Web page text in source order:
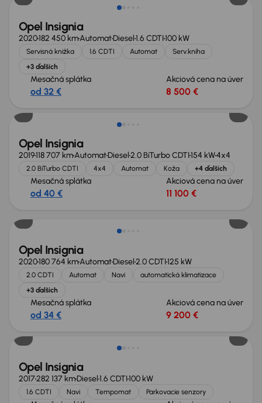
Opel Insignia
2020182 450 kmAutomatDiesel1.6 CDTI100 kW
Servisná knižka 1.6 CDTI Automat
Serv.kniha
+3 ďalších
Mesačná splátka
od 32 €
Akciová cena na úver
8 500 €
Opel Insignia
2019118 707 kmAutomatDiesel2.0 BiTurbo CDTI154 kW4x4
2.0 BiTurbo CDTI 4x4 Automat Koža +4 ďalších
Mesačná splátka
od 40 €
Akciová cena na úver
11 100 €
Opel Insignia
2020180 764 kmAutomatDiesel2.0 CDTI125 kW
2.0 CDTI Automat Navi
automatická klimatizace
+3 ďalších
Mesačná splátka
od 34 €
Akciová cena na úver
9 200 €
Opel Insignia
2017282 137 kmDiesel1.6 CDTI100 kW
1.6 CDTI Navi Tempomat Parkovacie senzory